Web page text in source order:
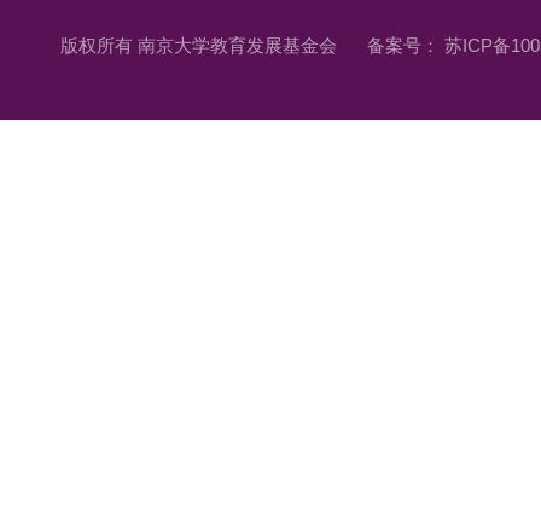
版权所有 南京大学教育发展基金会 备案号： 苏ICP备